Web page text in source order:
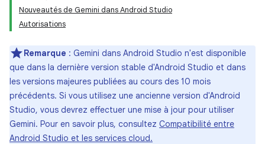
Nouveautés de Gemini dans Android Studio
Autorisations
Remarque : Gemini dans Android Studio n'est disponible
que dans la dernière version stable d'Android Studio et dans
les versions majeures publiées au cours des 10 mois
précédents. Si vous utilisez une ancienne version d'Android
Studio, vous devrez effectuer une mise à jour pour utiliser
Gemini. Pour en savoir plus, consultez Compatibilité entre
Android Studio et les services cloud.